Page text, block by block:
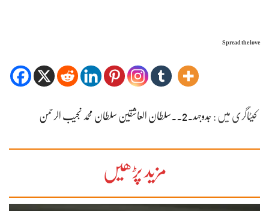
Spread the love
کیٹاگری میں : جدوجہد۔2۔۔سلطان العاشقین سلطان محمد نجیب الرحمن
مزید پڑھیں